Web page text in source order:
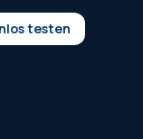
testen